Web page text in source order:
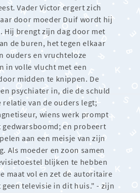
Vader Victor ergert zich
door moeder Duif wordt hij
Hij brengt zijn dag door met
de buren, het tegen elkaar
ouders en vruchteloze
in volle vlucht met een
midden te knippen. De
psychiater in, die de schuld
relatie van de ouders legt;
wiens werk prompt
en probeert
aan een meisje van zijn
Als moeder en zoon samen
blijken te hebben
maat vol en zet de autoritaire
televisie in dit huis." - zijn